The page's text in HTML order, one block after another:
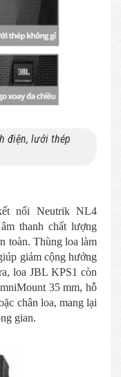
điện, lưới thép
nối Neutrik NL4
thanh chất lượng
toàn. Thùng loa làm
giảm cộng hưởng
loa JBL KPS1 còn
35 mm, hỗ
chân loa, mang lại
gian.